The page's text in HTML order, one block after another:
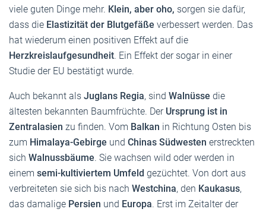
viele guten Dinge mehr. Klein, aber oho, sorgen sie dafür,
dass die Elastizität der Blutgefäße verbessert werden. Das
hat wiederum einen positiven Effekt auf die
Herzkreislaufgesundheit. Ein Effekt der sogar in einer
Studie der EU bestätigt wurde.
Auch bekannt als Juglans Regia, sind Walnüsse die
ältesten bekannten Baumfrüchte. Der Ursprung ist in
Zentralasien zu finden. Vom Balkan in Richtung Osten bis
zum Himalaya-Gebirge und Chinas Südwesten erstreckten
sich Walnussbäume. Sie wachsen wild oder werden in
einem semi-kultiviertem Umfeld gezüchtet. Von dort aus
verbreiteten sie sich bis nach Westchina, den Kaukasus,
das damalige Persien und Europa. Erst im Zeitalter der